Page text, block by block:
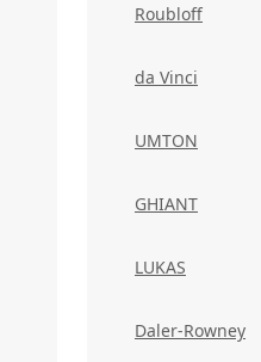
Roubloff
da Vinci
UMTON
GHIANT
LUKAS
Daler-Rowney